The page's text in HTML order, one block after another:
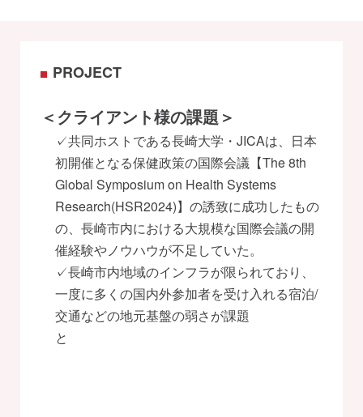
PROJECT
＜クライアント様の課題＞
✓共同ホストである長崎大学・JICAは、日本
初開催となる保健政策の国際会議【The 8th
Global Symposium on Health Systems
Research(HSR2024)】の誘致に成功したもの
の、長崎市内における大規模な国際会議の開
催経験やノウハウが不足していた。
✓長崎市内地域のインフラが限られており、
一度に多くの国内外参加者を受け入れる宿泊/
交通などの地元基盤の弱さが課題
と